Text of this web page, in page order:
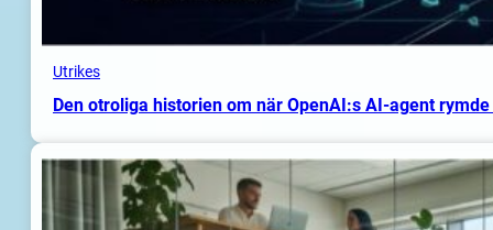
Utrikes
Den otroliga historien om när OpenAI:s AI-agent